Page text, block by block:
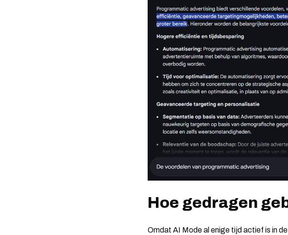
Hoe gedragen
Omdat AI Mode al enige tijd actief is in